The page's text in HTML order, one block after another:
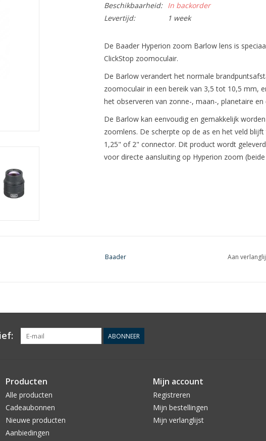
Beschikbaarheid:
In backorder
Levertijd:
1 week
De Baader Hyperion zoom Barlow lens is
ClickStop zoomoculair.
De Barlow verandert het normale
zoomoculair in een bereik van 3,5 tot 10,5 mm,
het observeren van zonne-, maan-, planetaire
De Barlow kan eenvoudig en gemakkelijk
zoomlens. De scherpte op de as en het veld
1,25" of 2" connector. Dit product wordt
voor directe aansluiting op Hyperion zoom
Baader Aan
ABONNEER
Producten
Alle producten
Cadeaubonnen
Nieuwe producten
Aanbiedingen
Mijn account
Registreren
Mijn bestellingen
Mijn verlanglijst